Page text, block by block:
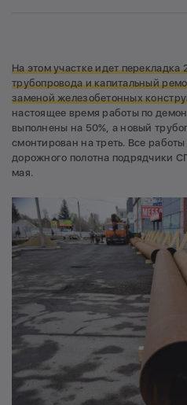
На этом участке идет перекладка
трубопровода и капитальный
заменой железобетонных
настоящее время работы по
выполнены на 50%, а новый
смонтирован на треть. Все
дорожного полотна подрядчики
мая.